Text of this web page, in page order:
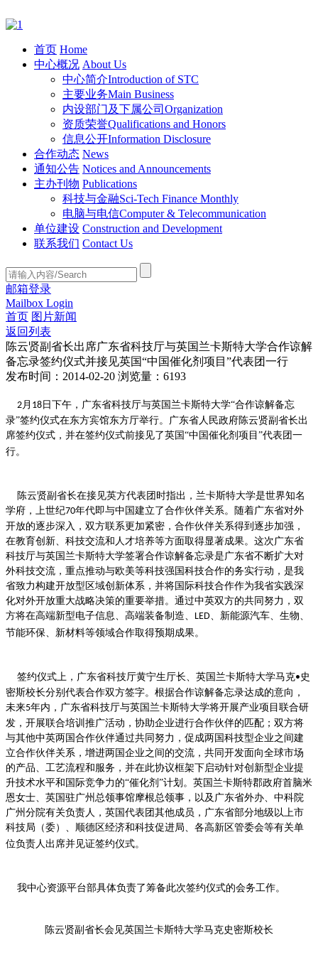
首页 Home
中心概况 About Us
中心简介Introduction of STC
主要业务Main Business
内设部门及下属公司 Organization
资质荣誉Qualifications and Honors
信息公开Information Disclosure
合作动态 News
通知公告 Notices and Announcements
主办刊物 Publications
科技与金融Sci-Tech Finance Monthly
电脑与电信Computer & Telecommunication
单位建设 Construction and Development
联系我们 Contact Us
邮箱登录
Mailbox Login
首页 图片新闻
返回列表
陈云贤副省长出席广东省科技厅与英国兰卡斯特大学合作谅解
备忘录签约仪式并接见英国“中国催化剂项目”代表团一行
发布时间：2014-02-20 浏览量：6193
2月 18 日 下午，广东省科技厅与英国兰卡斯特大学“合作谅解备忘
录”签约仪式在东方宾馆东方厅举行。广东省人民政府陈云贤副省长出
席签约仪式，并在签约仪式前接见了英国“中国催化剂项目”代表团一
行。
陈云贤副省长在接见英方代表团时指出，兰卡斯特大学是世界知名
学府，上世纪70年代即与中国建立了合作伙伴关系。随着广东省对外
开放的逐步深入，双方联系更加紧密，合作伙伴关系得到逐步加强，
在教育创新、科技交流和人才培养等方面取得显著成果。这次广东省
科技厅与英国兰卡斯特大学签署合作谅解备忘录是广东省不断扩大对
外科技交流，重点推动与欧美等科技强国科技合作的务实行动，是我
省致力构建开放型区域创新体系，并将国际科技合作作为我省实践深
化对外开放重大战略决策的重要举措。通过中英双方的共同努力，双
方将在高端新型电子信息、高端装备制造、 LED、新能源汽车、生物、
节能环保、新材料等领域合作取得预期成果。
签约仪式上，广东省科技厅黄宁生厅长、英国兰卡斯特大学马克• 史
密斯校长分别代表合作双方签字。根据合作谅解备忘录达成的意向，
未来5年内，广东省科技厅与英国兰卡斯特大学将开展产业项目联合研
发，开展联合培训推广活动，协助企业进行合作伙伴的匹配；双方将
与其他中英两国合作伙伴通过共同努力，促成两国科技型企业之间建
立合作伙伴关系，增进两国企业之间的交流，共同开发面向全球市场
的产品、工艺流程和服务，并在此协议框架下启动针对创新型企业提
升技术水平和国际竞争力的“催化剂”计划。英国兰卡斯特郡政府首脑米
恩女士、英国驻广州总领事馆摩根总领事，以及广东省外办、中科院
广州分院有关负责人，英国代表团其他成员，广东省部分地级以上市
科技局（委）、顺德区经济和科技促进局、各高新区管委会等有关单
位负责人出席并见证签约仪式。
我中心资源平台部具体负责了筹备此次签约仪式的会务工作。
陈云贤副省长会见英国兰卡斯特大学马克史密斯校长